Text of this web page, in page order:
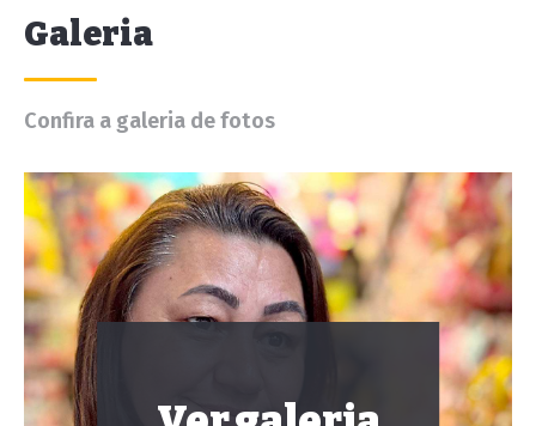
Galeria
Confira a galeria de fotos